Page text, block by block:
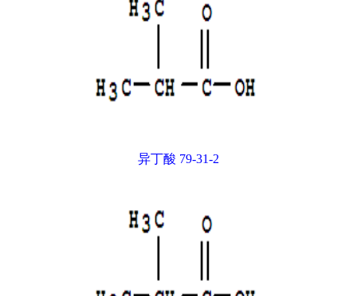
异丁酸 79-31-2